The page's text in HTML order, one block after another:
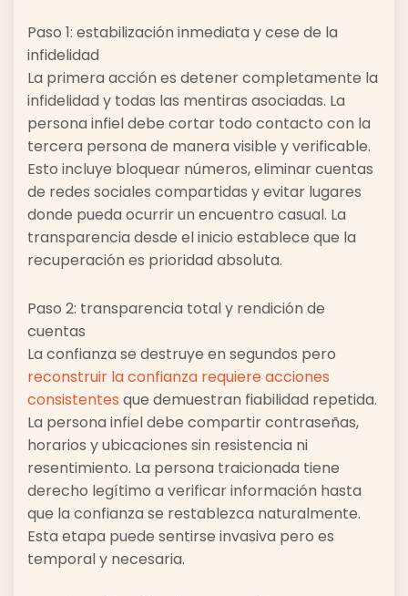
Paso 1: estabilización inmediata y cese de la
infidelidad
La primera acción es detener completamente la
infidelidad y todas las mentiras asociadas. La
persona infiel debe cortar todo contacto con la
tercera persona de manera visible y verificable.
Esto incluye bloquear números, eliminar cuentas
de redes sociales compartidas y evitar lugares
donde pueda ocurrir un encuentro casual. La
transparencia desde el inicio establece que la
recuperación es prioridad absoluta.
Paso 2: transparencia total y rendición de
cuentas
La confianza se destruye en segundos pero
reconstruir la confianza requiere acciones
consistentes que demuestran fiabilidad repetida.
La persona infiel debe compartir contraseñas,
horarios y ubicaciones sin resistencia ni
resentimiento. La persona traicionada tiene
derecho legítimo a verificar información hasta
que la confianza se restablezca naturalmente.
Esta etapa puede sentirse invasiva pero es
temporal y necesaria.